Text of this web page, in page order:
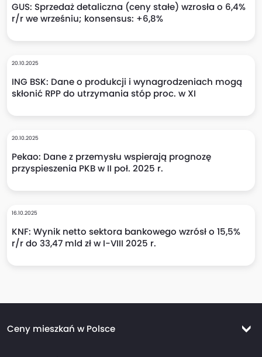
GUS: Sprzedaż detaliczna (ceny stałe) wzrosła o 6,4%
r/r we wrześniu; konsensus: +6,8%
20.10.2025
ING BSK: Dane o produkcji i wynagrodzeniach mogą
skłonić RPP do utrzymania stóp proc. w XI
20.10.2025
Pekao: Dane z przemysłu wspierają prognozę
przyspieszenia PKB w II poł. 2025 r.
16.10.2025
KNF: Wynik netto sektora bankowego wzrósł o 15,5%
r/r do 33,47 mld zł w I-VIII 2025 r.
Ceny mieszkań w Polsce